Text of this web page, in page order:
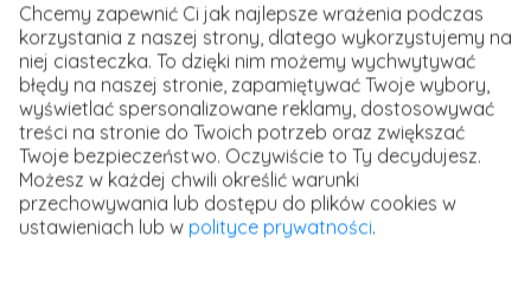
Kurs Jak znaleźć pracę -
efektywne poszukiwanie
zatrudnienia
Chcemy zapewnić Ci jak najlepsze wrażenia podczas
korzystania z naszej strony, dlatego wykorzystujemy na
niej ciasteczka. To dzięki nim możemy wychwytywać
błędy na naszej stronie, zapamiętywać Twoje wybory,
wyświetlać spersonalizowane reklamy, dostosowywać
treści na stronie do Twoich potrzeb oraz zwiększać
Twoje bezpieczeństwo. Oczywiście to Ty decydujesz.
Możesz w każdej chwili określić warunki
przechowywania lub dostępu do plików cookies w
ustawieniach lub w polityce prywatności.